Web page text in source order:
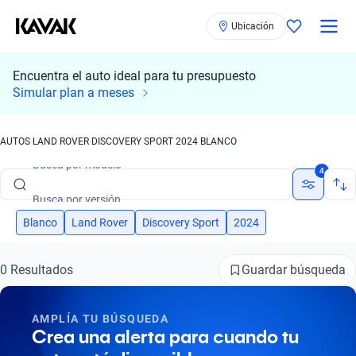
Ubicación
Encuentra el auto ideal para tu presupuesto
Simular plan a meses
AUTOS LAND ROVER DISCOVERY SPORT 2024 BLANCO
Busca por año
Busca por modelo
Busca por versión
4
Blanco Land Rover Discovery Sport 2024
0 Resultados Guardar búsqueda
AMPLÍA TU BÚSQUEDA
Crea una alerta para cuando tu